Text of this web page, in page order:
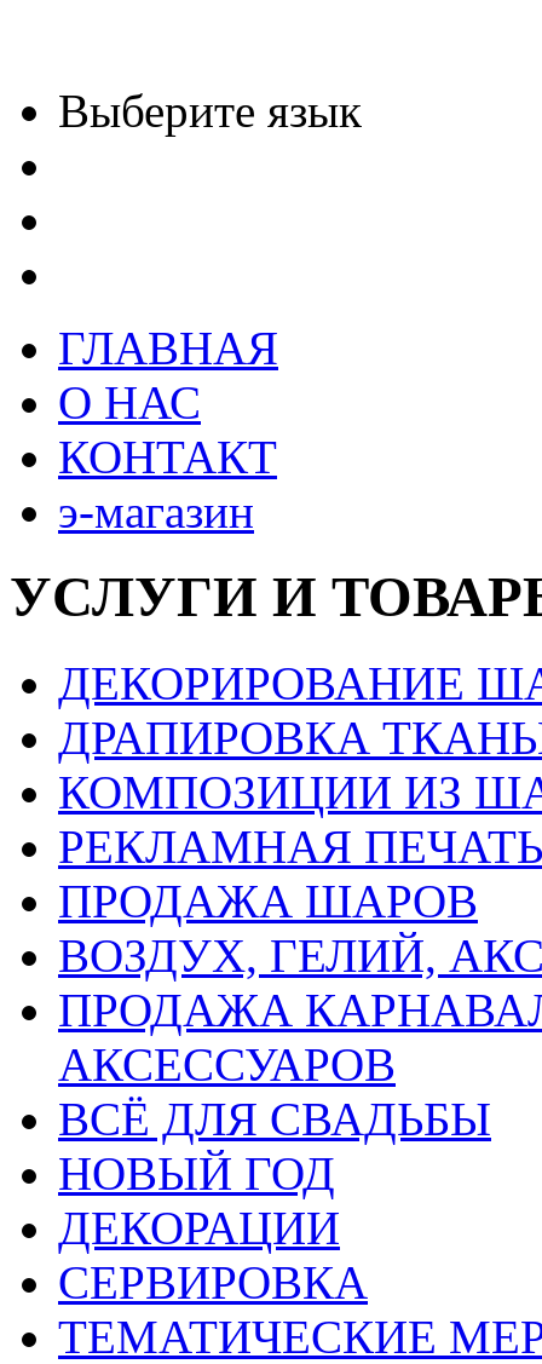
Выберите язык
ГЛАВНАЯ
О НАС
КОНТАКТ
э-магазин
УСЛУГИ И
ДЕКОРИРОВАНИЕ
ДРАПИРОВКА
КОМПОЗИЦИИ ИЗ
РЕКЛАМНАЯ
ПРОДАЖА ШАРОВ
ВОЗДУХ, ГЕЛИЙ,
ПРОДАЖА
АКСЕССУАРОВ
ВСЁ ДЛЯ СВАДЬБЫ
НОВЫЙ ГОД
ДЕКОРАЦИИ
СЕРВИРОВКА
ТЕМАТИЧЕСКИЕ